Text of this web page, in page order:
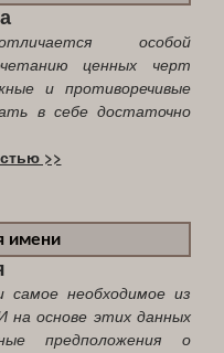
особой
ценных черт
и противоречивые
в себе достаточно
>>
имени
необходимое из
основе этих данных
предположения о